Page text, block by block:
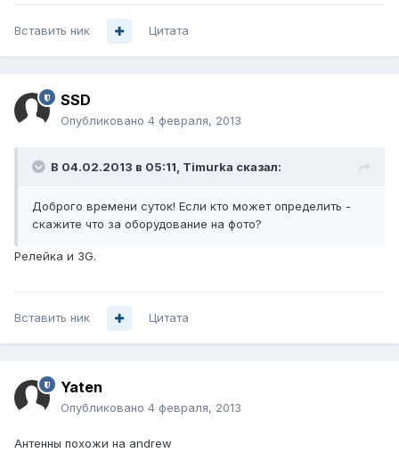
Вставить ник Цитата
SSD
Опубликовано 4 февраля, 2013
В 04.02.2013 в 05:11, Timurka сказал:
Доброго времени суток! Если кто может определить -
скажите что за оборудование на фото?
Релейка и 3G.
Вставить ник Цитата
Yaten
Опубликовано 4 февраля, 2013
Антенны похожи на andrew